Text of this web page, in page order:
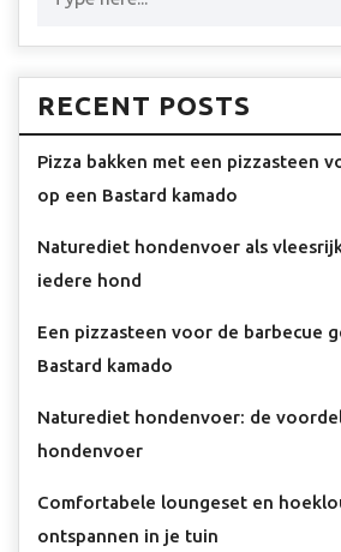
RECENT POSTS
Pizza bakken met een pizzasteen
op een Bastard kamado
Naturediet hondenvoer als
iedere hond
Een pizzasteen voor de barbecue
Bastard kamado
Naturediet hondenvoer: de
hondenvoer
Comfortabele loungeset en
ontspannen in je tuin